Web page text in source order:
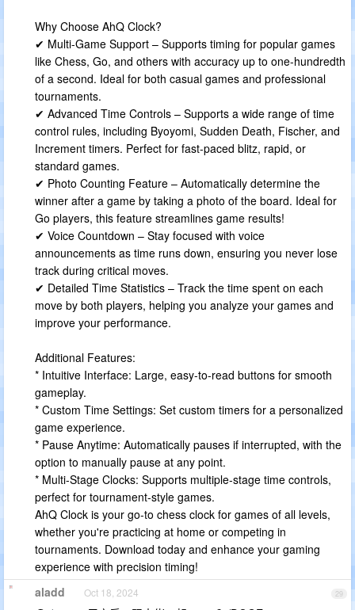
Why Choose AhQ Clock?
✔ Multi-Game Support – Supports timing for popular games
like Chess, Go, and others with accuracy up to one-hundredth
of a second. Ideal for both casual games and professional
tournaments.
✔ Advanced Time Controls – Supports a wide range of time
control rules, including Byoyomi, Sudden Death, Fischer, and
Increment timers. Perfect for fast-paced blitz, rapid, or
standard games.
✔ Photo Counting Feature – Automatically determine the
winner after a game by taking a photo of the board. Ideal for
Go players, this feature streamlines game results!
✔ Voice Countdown – Stay focused with voice
announcements as time runs down, ensuring you never lose
track during critical moves.
✔ Detailed Time Statistics – Track the time spent on each
move by both players, helping you analyze your games and
improve your performance.
Additional Features:
* Intuitive Interface: Large, easy-to-read buttons for smooth
gameplay.
* Custom Time Settings: Set custom timers for a personalized
game experience.
* Pause Anytime: Automatically pauses if interrupted, with the
option to manually pause at any point.
* Multi-Stage Clocks: Supports multiple-stage time controls,
perfect for tournament-style games.
AhQ Clock is your go-to chess clock for games of all levels,
whether you're practicing at home or competing in
tournaments. Download today and enhance your gaming
experience with precision timing!
29
aladd Oct 18, 2024